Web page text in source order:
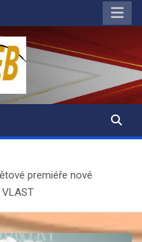
premiéře nové